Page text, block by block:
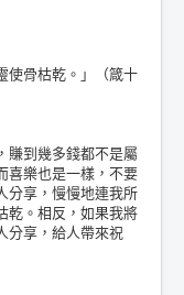
骨枯乾。」（箴十
到幾多錢都不是屬
喜樂也是一樣，不要
分享，慢慢地連我所
乾。相反，如果我將
分享，給人帶來祝